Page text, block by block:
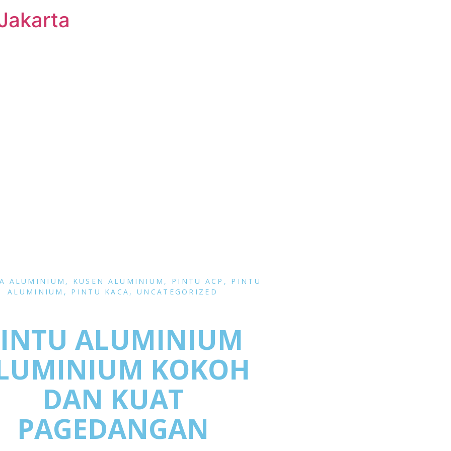
ALUMINIUM , KUSEN ALUMINIUM , PINTU ACP , PINTU
ALUMINIUM , PINTU KACA ,UNCATEGORIZED
ALUMINIUM
KOKOH
DAN KUAT
PAGEDANGAN